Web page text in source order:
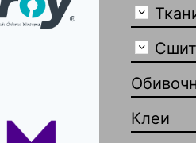
Клеи